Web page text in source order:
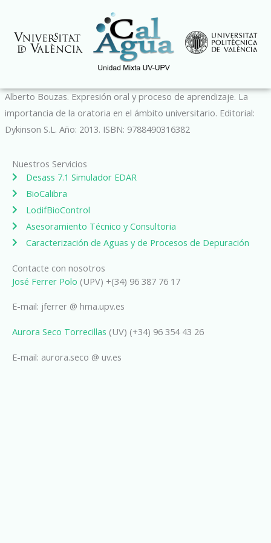
contenido
Alberto Bouzas. Expresión oral y proceso de aprendizaje. La
importancia de la oratoria en el ámbito universitario. Editorial:
Dykinson S.L. Año: 2013. ISBN: 9788490316382
Nuestros Servicios
Desass 7.1 Simulador EDAR
BioCalibra
LodifBioControl
Asesoramiento Técnico y Consultoria
Caracterización de Aguas y de Procesos de Depuración
Contacte con nosotros
José Ferrer Polo (UPV) +(34) 96 387 76 17
E-mail: jferrer @ hma.upv.es
Aurora Seco Torrecillas (UV) (+34) 96 354 43 26
E-mail: aurora.seco @ uv.es